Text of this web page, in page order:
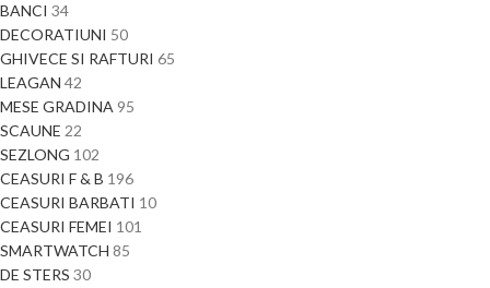
BANCI 34
DECORATIUNI 50
GHIVECE SI RAFTURI 65
LEAGAN 42
MESE GRADINA 95
SCAUNE 22
SEZLONG 102
CEASURI F & B 196
CEASURI BARBATI 10
CEASURI FEMEI 101
SMARTWATCH 85
DE STERS 30